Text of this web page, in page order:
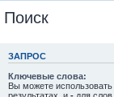
Поиск
ЗАПРОС
Ключевые слова:
Вы можете использовать
результатах, и - для